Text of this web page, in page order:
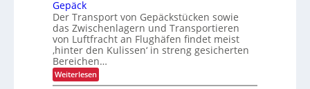
i
n
n
e
r
b
h
L
E
D
-
e
n
m
a
n
a
g
e
r
ä
s
e
n
z
u
t
z
u
n
g
i
n
Gepäck
Der Transport von Gepäckstücken sowie
das Zwischenlagern und Transportieren
von Luftfracht an Flughäfen findet meist
‚hinter den Kulissen‘ in streng gesicherten
Bereichen…
Weiterlesen:
Z